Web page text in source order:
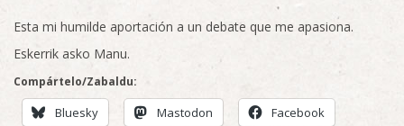
Esta mi humilde aportación a un debate que me apasiona.
Eskerrik asko Manu.
Compártelo/Zabaldu:
Bluesky Mastodon Facebook